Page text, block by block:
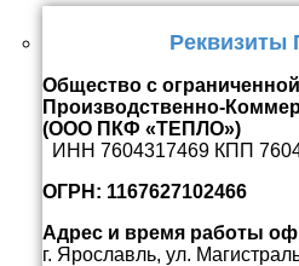
Общество с
Производственно-
(ООО ПКФ «ТЕПЛО»)
ИНН 7604317469 КПП
ОГРН: 1167627102466
Адрес и время работы
г. Ярославль, ул.